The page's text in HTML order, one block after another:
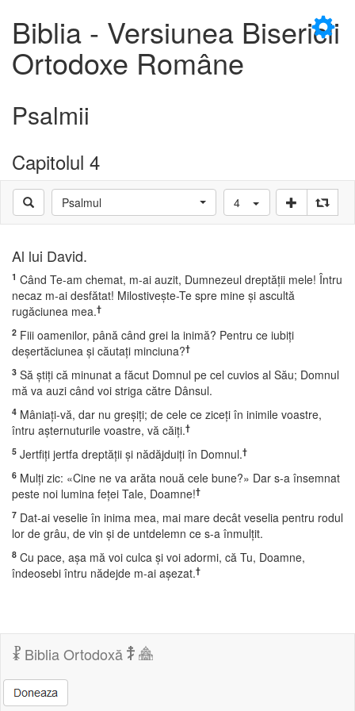
×
Biblia - Versiunea Bisericii
Ortodoxe Române
Psalmii
Capitolul 4
Psalmul 4
Al lui David.
1 Când Te-am chemat, m-ai auzit, Dumnezeul dreptăţii mele! Întru
necaz m-ai desfătat! Milostiveşte-Te spre mine şi ascultă
rugăciunea mea.†
2 Fiii oamenilor, până când grei la inimă? Pentru ce iubiţi
deşertăciunea şi căutaţi minciuna?†
3 Să ştiţi că minunat a făcut Domnul pe cel cuvios al Său; Domnul
mă va auzi când voi striga către Dânsul.
4 Mâniaţi-vă, dar nu greşiţi; de cele ce ziceţi în inimile voastre,
întru aşternuturile voastre, vă căiţi.†
5 Jertfiţi jertfa dreptăţii şi nădăjduiţi în Domnul.†
6 Mulţi zic: «Cine ne va arăta nouă cele bune?» Dar s-a însemnat
peste noi lumina feţei Tale, Doamne!†
7 Dat-ai veselie în inima mea, mai mare decât veselia pentru rodul
lor de grâu, de vin şi de untdelemn ce s-a înmulţit.
8 Cu pace, aşa mă voi culca şi voi adormi, că Tu, Doamne,
îndeosebi întru nădejde m-ai aşezat.†
Biblia Ortodoxă